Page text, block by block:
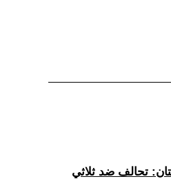
تحالف ضد ثلاثي